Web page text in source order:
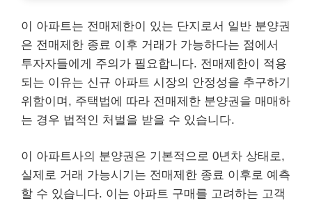
이 아파트는 전매제한이 있는 단지로서 일반 분양권
은 전매제한 종료 이후 거래가 가능하다는 점에서
투자자들에게 주의가 필요합니다. 전매제한이 적용
되는 이유는 신규 아파트 시장의 안정성을 추구하기
위함이며, 주택법에 따라 전매제한 분양권을 매매하
는 경우 법적인 처벌을 받을 수 있습니다.
이 아파트사의 분양권은 기본적으로 0년차 상태로,
실제로 거래 가능시기는 전매제한 종료 이후로 예측
할 수 있습니다. 이는 아파트 구매를 고려하는 고객